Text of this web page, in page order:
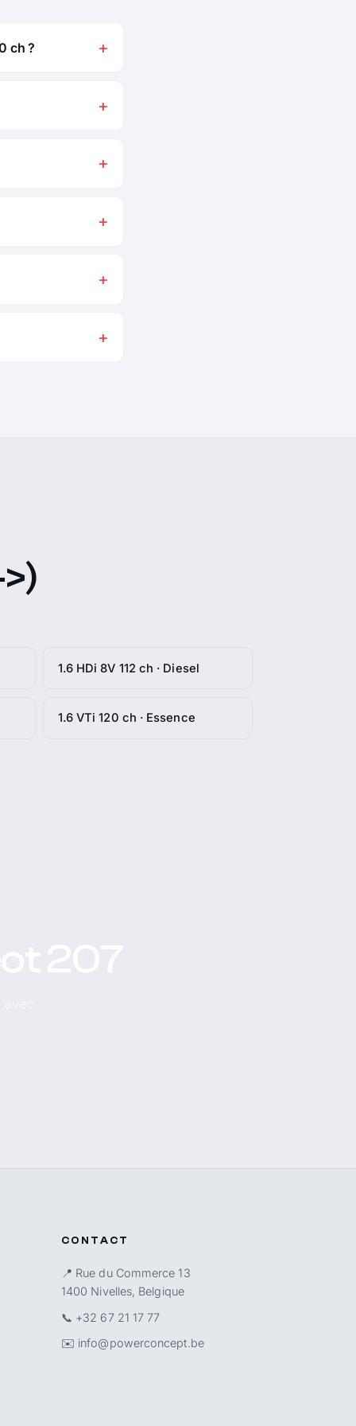
ch ?
1.6 HDi 8V 112 ch · Diesel
1.6 VTi 120 ch · Essence
CONTACT
📍 Rue du Commerce 13
1400 Nivelles, Belgique
📞 +32 67 21 17 77
✉️ info@powerconcept.be